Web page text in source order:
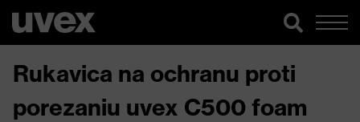
Rukavica na ochranu proti
porezaniu uvex C500 foam